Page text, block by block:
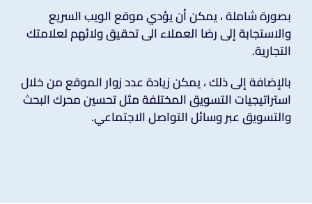
بصورة شاملة ، يمكن أن يؤدي موقع الويب السريع
والاستجابة إلى رضا العملاء الى تحقيق ولائهم لعلامتك
التجارية.
بالإضافة إلى ذلك ، يمكن زيادة عدد زوار الموقع من خلال
استراتيجيات التسويق المختلفة مثل تحسين محرك البحث
والتسويق عبر وسائل التواصل الاجتماعي.